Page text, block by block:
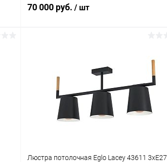
70 000 руб. / шт
Сравнение
В избранное В наличии
Люстра потолочная Eglo Lacey 43611 3xE27